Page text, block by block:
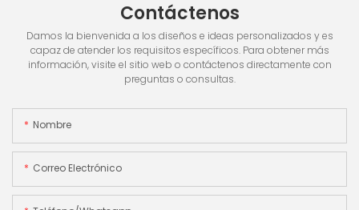
Contáctenos
Damos la bienvenida a los diseños e ideas personalizados y es
capaz de atender los requisitos específicos. Para obtener más
información, visite el sitio web o contáctenos directamente con
preguntas o consultas.
Nombre
Correo Electrónico